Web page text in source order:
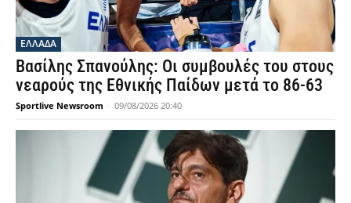
ΕΛΛΑΔΑ
Βασίλης Σπανούλης: Οι συμβουλές του στους
νεαρούς της Εθνικής Παίδων μετά το 86-63
Sportlive Newsroom - 09/08/2026 20:40